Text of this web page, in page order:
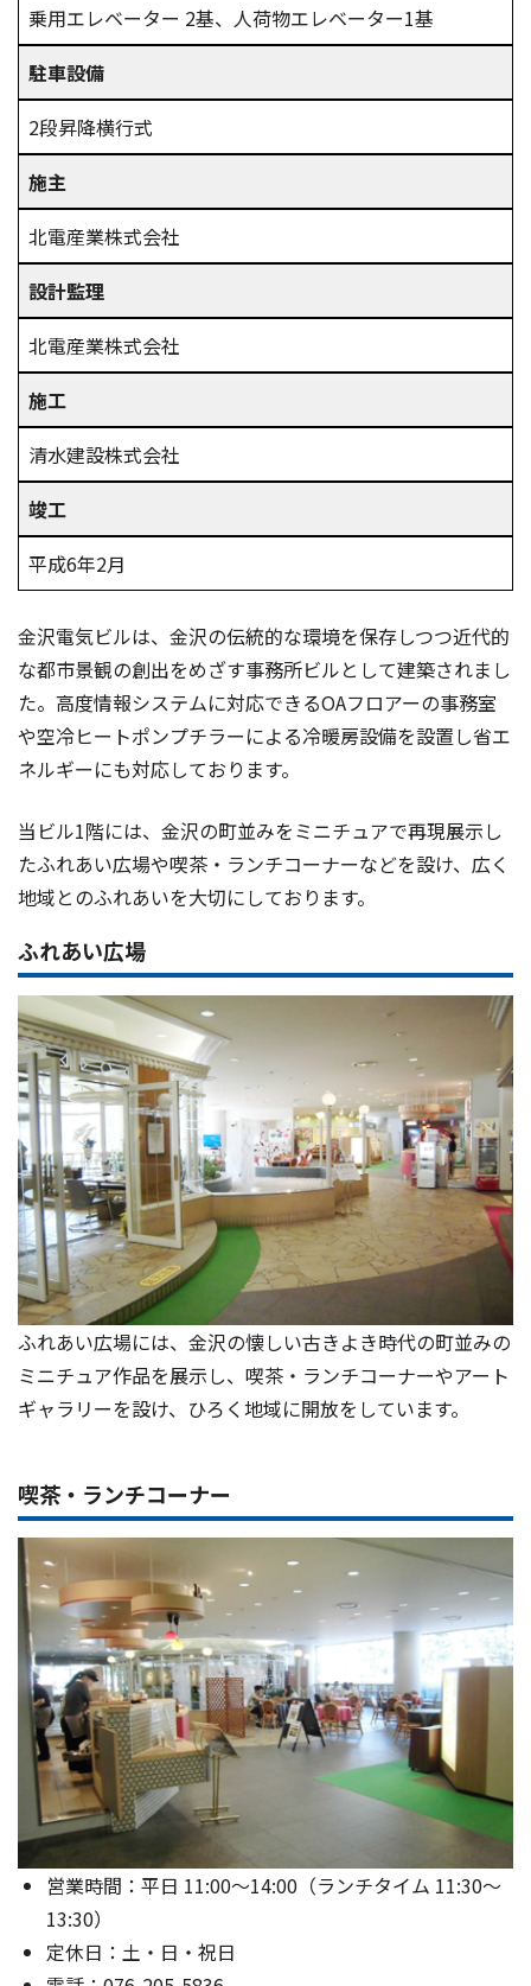
乗用エレベーター 2基、人荷物エレベーター1基
駐車設備
2段昇降横行式
施主
北電産業株式会社
設計監理
北電産業株式会社
施工
清水建設株式会社
竣工
平成6年2月
金沢電気ビルは、金沢の伝統的な環境を保存しつつ近代的
な都市景観の創出をめざす事務所ビルとして建築されまし
た。高度情報システムに対応できるOAフロアーの事務室
や空冷ヒートポンプチラーによる冷暖房設備を設置し省エ
ネルギーにも対応しております。
当ビル1階には、金沢の町並みをミニチュアで再現展示し
たふれあい広場や喫茶・ランチコーナーなどを設け、広く
地域とのふれあいを大切にしております。
ふれあい広場
ふれあい広場には、金沢の懐しい古きよき時代の町並みの
ミニチュア作品を展示し、喫茶・ランチコーナーやアート
ギャラリーを設け、ひろく地域に開放をしています。
喫茶・ランチコーナー
営業時間：平日 11:00～14:00（ランチタイム 11:30～
13:30）
定休日：土・日・祝日